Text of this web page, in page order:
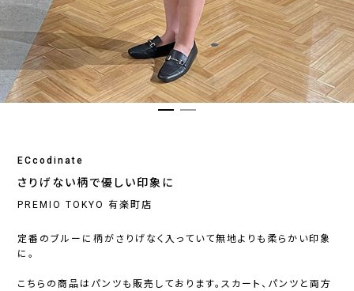
ECcodinate
さりげない柄で優しい印象に
PREMIO TOKYO 有楽町店
定番のブルーに柄がさりげなく入っていて無地よりも柔らかい印象
に。
こちらの商品はパンツも販売しております。スカート、パンツと両方